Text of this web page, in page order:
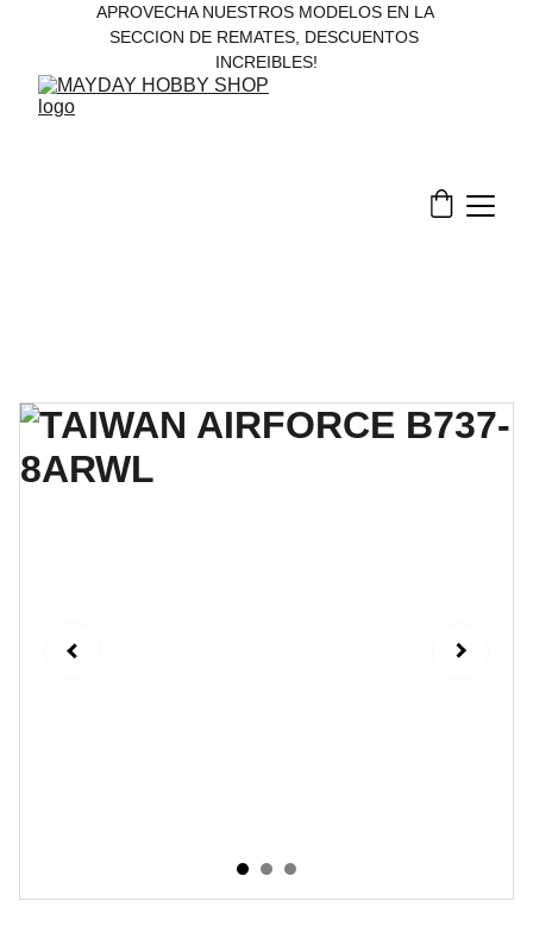
APROVECHA NUESTROS MODELOS EN LA
SECCION DE REMATES, DESCUENTOS
INCREIBLES!